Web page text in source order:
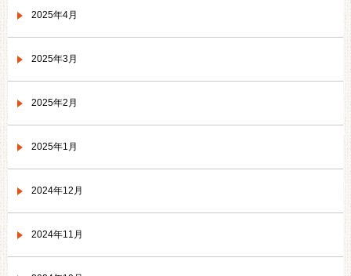
2025年4月
2025年3月
2025年2月
2025年1月
2024年12月
2024年11月